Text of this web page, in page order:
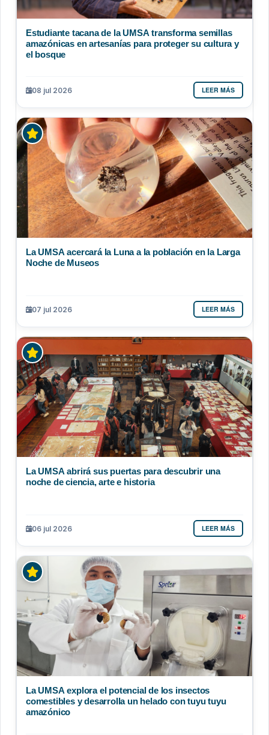
Estudiante tacana de la UMSA transforma semillas
amazónicas en artesanías para proteger su cultura y
el bosque
08 jul 2026 LEER MÁS
La UMSA acercará la Luna a la población en la Larga
Noche de Museos
07 jul 2026 LEER MÁS
La UMSA abrirá sus puertas para descubrir una
noche de ciencia, arte e historia
06 jul 2026 LEER MÁS
La UMSA explora el potencial de los insectos
comestibles y desarrolla un helado con tuyu tuyu
amazónico